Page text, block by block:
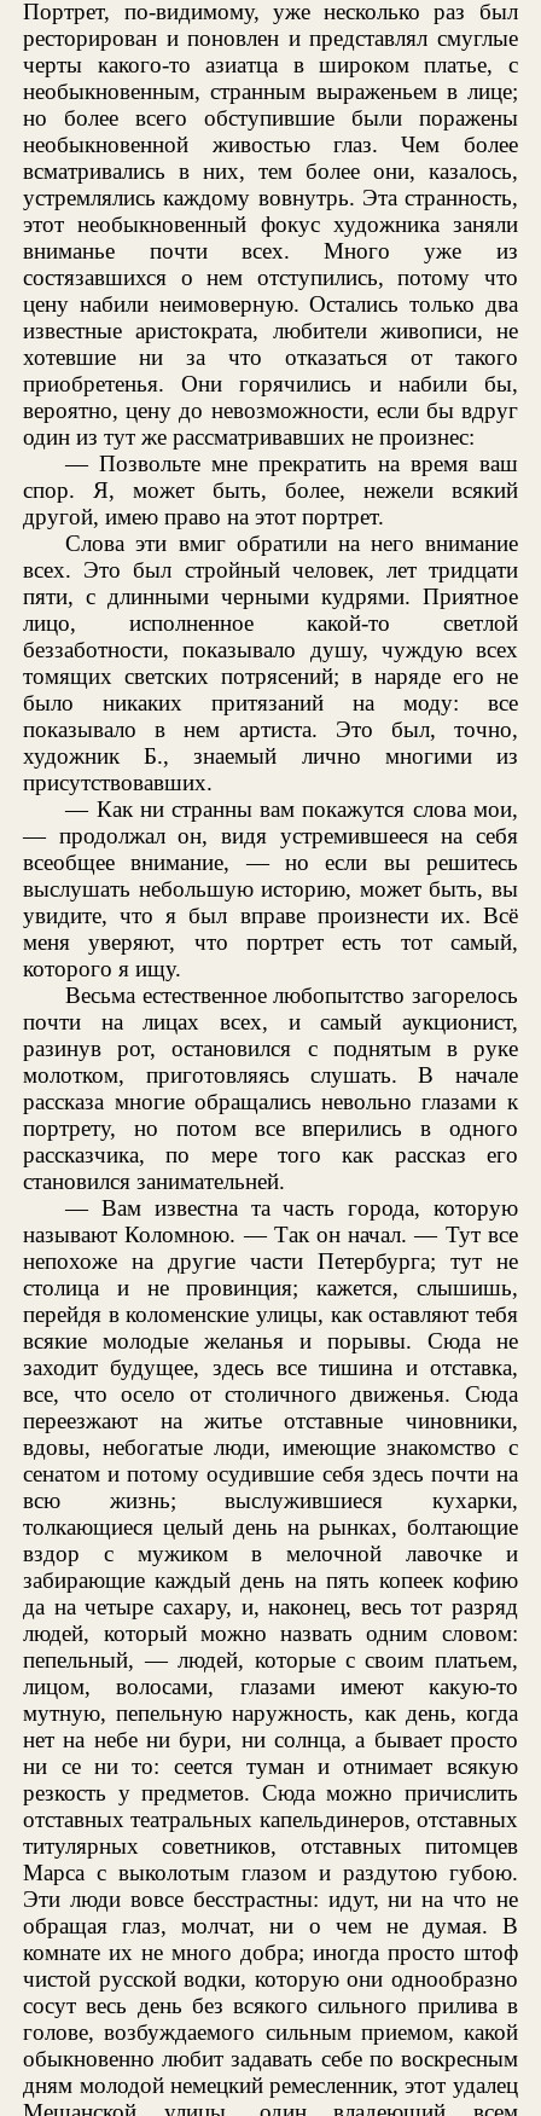
Портрет, по-видимому, уже несколько раз был
ресторирован и поновлен и представлял смуглые
черты какого-то азиатца в широком платье, с
необыкновенным, странным выраженьем в лице;
но более всего обступившие были поражены
необыкновенной живостью глаз. Чем более
всматривались в них, тем более они, казалось,
устремлялись каждому вовнутрь. Эта странность,
этот необыкновенный фокус художника заняли
вниманье почти всех. Много уже из
состязавшихся о нем отступились, потому что
цену набили неимоверную. Остались только два
известные аристократа, любители живописи, не
хотевшие ни за что отказаться от такого
приобретенья. Они горячились и набили бы,
вероятно, цену до невозможности, если бы вдруг
один из тут же рассматривавших не произнес:
— Позвольте мне прекратить на время ваш
спор. Я, может быть, более, нежели всякий
другой, имею право на этот портрет.
Слова эти вмиг обратили на него внимание
всех. Это был стройный человек, лет тридцати
пяти, с длинными черными кудрями. Приятное
лицо, исполненное какой-то светлой
беззаботности, показывало душу, чуждую всех
томящих светских потрясений; в наряде его не
было никаких притязаний на моду: все
показывало в нем артиста. Это был, точно,
художник Б., знаемый лично многими из
присутствовавших.
— Как ни странны вам покажутся слова мои,
— продолжал он, видя устремившееся на себя
всеобщее внимание, — но если вы решитесь
выслушать небольшую историю, может быть, вы
увидите, что я был вправе произнести их. Всё
меня уверяют, что портрет есть тот самый,
которого я ищу.
Весьма естественное любопытство загорелось
почти на лицах всех, и самый аукционист,
разинув рот, остановился с поднятым в руке
молотком, приготовляясь слушать. В начале
рассказа многие обращались невольно глазами к
портрету, но потом все вперились в одного
рассказчика, по мере того как рассказ его
становился занимательней.
— Вам известна та часть города, которую
называют Коломною. — Так он начал. — Тут все
непохоже на другие части Петербурга; тут не
столица и не провинция; кажется, слышишь,
перейдя в коломенские улицы, как оставляют тебя
всякие молодые желанья и порывы. Сюда не
заходит будущее, здесь все тишина и отставка,
все, что осело от столичного движенья. Сюда
переезжают на житье отставные чиновники,
вдовы, небогатые люди, имеющие знакомство с
сенатом и потому осудившие себя здесь почти на
всю жизнь; выслужившиеся кухарки,
толкающиеся целый день на рынках, болтающие
вздор с мужиком в мелочной лавочке и
забирающие каждый день на пять копеек кофию
да на четыре сахару, и, наконец, весь тот разряд
людей, который можно назвать одним словом:
пепельный, — людей, которые с своим платьем,
лицом, волосами, глазами имеют какую-то
мутную, пепельную наружность, как день, когда
нет на небе ни бури, ни солнца, а бывает просто
ни се ни то: сеется туман и отнимает всякую
резкость у предметов. Сюда можно причислить
отставных театральных капельдинеров, отставных
титулярных советников, отставных питомцев
Марса с выколотым глазом и раздутою губою.
Эти люди вовсе бесстрастны: идут, ни на что не
обращая глаз, молчат, ни о чем не думая. В
комнате их не много добра; иногда просто штоф
чистой русской водки, которую они однообразно
сосут весь день без всякого сильного прилива в
голове, возбуждаемого сильным приемом, какой
обыкновенно любит задавать себе по воскресным
дням молодой немецкий ремесленник, этот удалец